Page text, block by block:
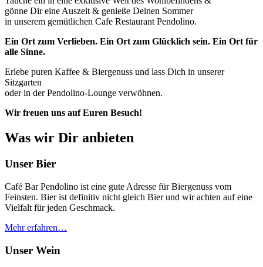
gönne Dir eine Auszeit & genieße Deinen Sommer
in unserem gemütlichen Cafe Restaurant Pendolino.
Ein Ort zum Verlieben. Ein Ort zum Glücklich sein. Ein Ort für
alle Sinne.
Erlebe puren Kaffee & Biergenuss und lass Dich in unserer
Sitzgarten
oder in der Pendolino-Lounge verwöhnen.
Wir freuen uns auf Euren Besuch!
Was wir Dir anbieten
Unser Bier
Café Bar Pendolino ist eine gute Adresse für Biergenuss vom
Feinsten. Bier ist definitiv nicht gleich Bier und wir achten auf eine
Vielfalt für jeden Geschmack.
Mehr erfahren…
Unser Wein